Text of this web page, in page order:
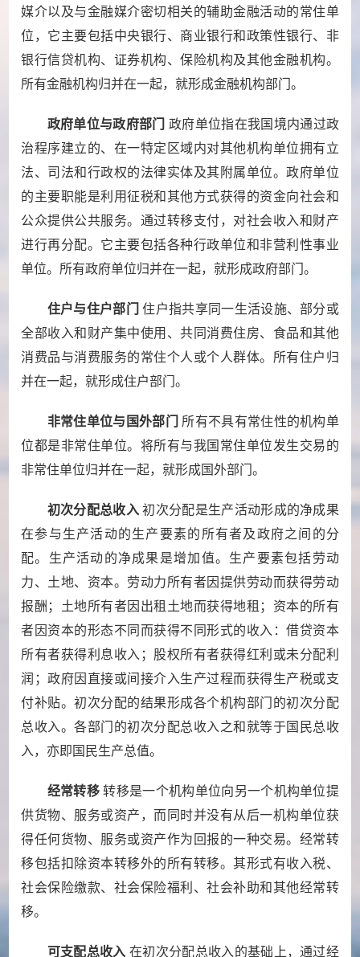
媒介以及与金融媒介密切相关的辅助金融活动的常住单
位，它主要包括中央银行、商业银行和政策性银行、非
银行信贷机构、证券机构、保险机构及其他金融机构。
所有金融机构归并在一起，就形成金融机构部门。
政府单位与政府部门
政府单位指在我国境内通过政
治程序建立的、在一特定区域内对其他机构单位拥有立
法、司法和行政权的法律实体及其附属单位。政府单位
的主要职能是利用征税和其他方式获得的资金向社会和
公众提供公共服务。通过转移支付，对社会收入和财产
进行再分配。它主要包括各种行政单位和非营利性事业
单位。所有政府单位归并在一起，就形成政府部门。
住户与住户部门
住户指共享同一生活设施、部分或
全部收入和财产集中使用、共同消费住房、食品和其他
消费品与消费服务的常住个人或个人群体。所有住户归
并在一起，就形成住户部门。
非常住单位与国外部门
所有不具有常住性的机构单
位都是非常住单位。将所有与我国常住单位发生交易的
非常住单位归并在一起，就形成国外部门。
初次分配总收入 初次分配是生产活动形成的净成果
在参与生产活动的生产要素的所有者及政府之间的分
配。生产活动的净成果是增加值。生产要素包括劳动
力、土地、资本。劳动力所有者因提供劳动而获得劳动
报酬；土地所有者因出租土地而获得地租；资本的所有
者因资本的形态不同而获得不同形式的收入：借贷资本
所有者获得利息收入；股权所有者获得红利或未分配利
润；政府因直接或间接介入生产过程而获得生产税或支
付补贴。初次分配的结果形成各个机构部门的初次分配
总收入。各部门的初次分配总收入之和就等于国民总收
入，亦即国民生产总值。
经常转移 转移是一个机构单位向另一个机构单位提
供货物、服务或资产，而同时并没有从后一机构单位获
得任何货物、服务或资产作为回报的一种交易。经常转
移包括扣除资本转移外的所有转移。其形式有收入税、
社会保险缴款、社会保险福利、社会补助和其他经常转
移。
可支配总收入 在初次分配总收入的基础上，通过经